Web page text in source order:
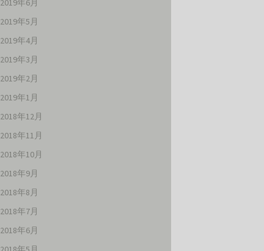
2019年6月
2019年5月
2019年4月
2019年3月
2019年2月
2019年1月
2018年12月
2018年11月
2018年10月
2018年9月
2018年8月
2018年7月
2018年6月